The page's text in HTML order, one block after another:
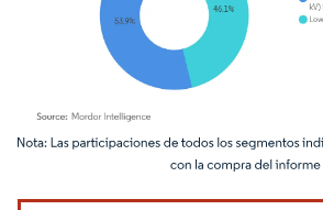
Imagen © Mordor Intelligence. El uso requiere